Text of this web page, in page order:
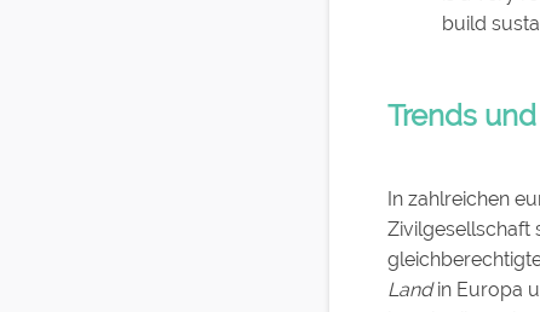
build
Trends
In zahlreichen
Zivilgesellschaft
Landin Europa